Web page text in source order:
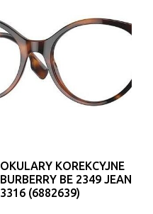
OKULARY KOREKCYJNE
BURBERRY BE 2349 JEAN
3316 (6882639)